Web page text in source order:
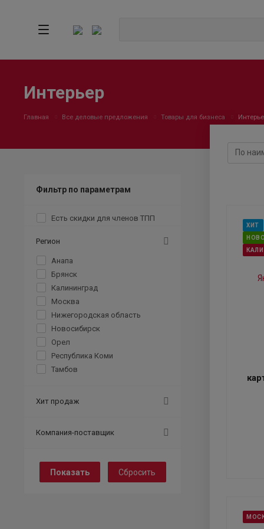
Интерьер
Главная Все деловые предложения Товары для бизнеса
ХИТ
Фильтр по параметрам
Есть скидки для членов ТПП
Регион
Анапа
Брянск
Калининград
Москва
Нижегородская область
Новосибирск
Орел
Республика Коми
Тамбов
Хит продаж
Компания-поставщик
Сбросить